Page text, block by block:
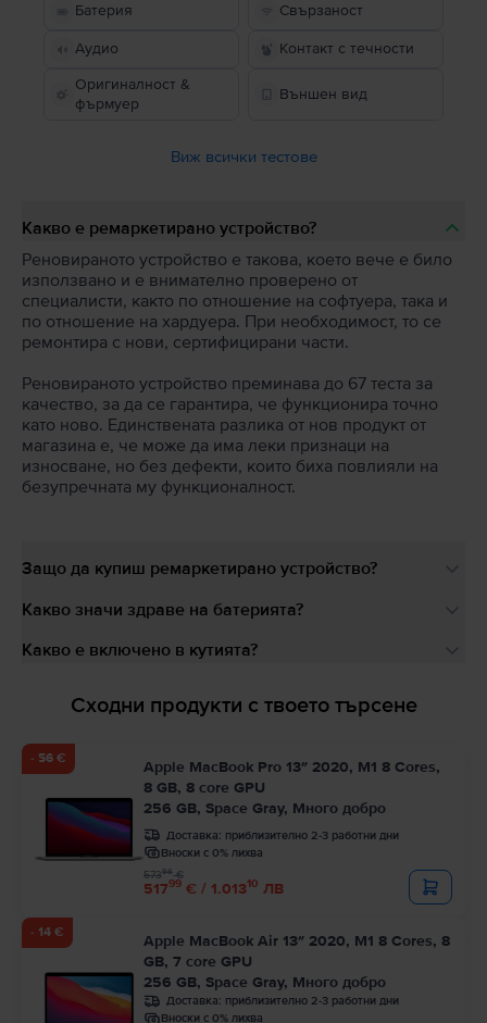
Батерия Свързаност
Аудио
Контакт с течности
Оригиналност &
фърмуер
Външен вид
Виж всички тестове
Какво е ремаркетирано устройство?
Реновираното устройство е такова, което вече е било
използвано и е внимателно проверено от
специалисти, както по отношение на софтуера, така и
по отношение на хардуера. При необходимост, то се
ремонтира с нови, сертифицирани части.
Реновираното устройство преминава до 67 теста за
качество, за да се гарантира, че функционира точно
като ново. Единствената разлика от нов продукт от
магазина е, че може да има леки признаци на
износване, но без дефекти, които биха повлияли на
безупречната му функционалност.
Защо да купиш ремаркетирано устройство?
Какво значи здраве на батерията?
Какво е включено в кутията?
Сходни продукти с твоето търсене
- 56 €
Apple MacBook Pro 13″ 2020, M1 8 Cores,
8 GB, 8 core GPU
256 GB, Space Gray, Много добро
Доставка: приблизително 2-3 работни дни
Вноски с 0% лихва
51799 € / 1.01310 ЛВ
57399€
- 14 €
Apple MacBook Air 13″ 2020, M1 8 Cores, 8
GB, 7 core GPU
256 GB, Space Gray, Много добро
Доставка: приблизително 2-3 работни дни
Вноски с 0% лихва